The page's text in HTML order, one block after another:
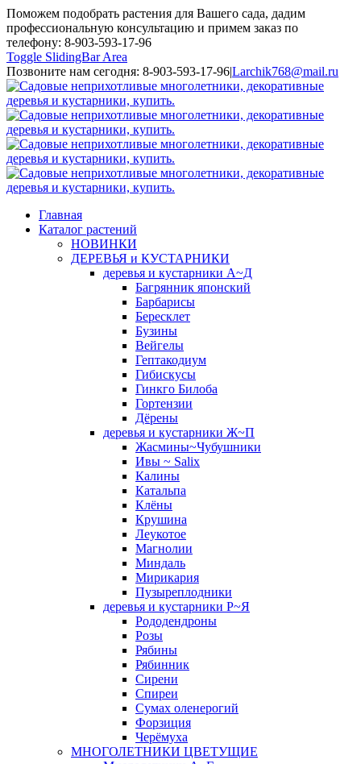
Поможем подобрать растения для Вашего сада, дадим
профессиональную консультацию и примем заказ по
телефону: 8-903-593-17-96
Toggle SlidingBar Area
Позвоните нам сегодня: 8-903-593-17-96|Larchik768@mail.ru
Главная
Каталог растений
НОВИНКИ
ДЕРЕВЬЯ и КУСТАРНИКИ
деревья и кустарники А~Д
Багрянник японский
Барбарисы
Бересклет
Бузины
Вейгелы
Гептакодиум
Гибискусы
Гинкго Билоба
Гортензии
Дёрены
деревья и кустарники Ж~П
Жасмины~Чубушники
Ивы ~ Salix
Калины
Катальпа
Клёны
Крушина
Леукотое
Магнолии
Миндаль
Мирикария
Пузыреплодники
деревья и кустарники Р~Я
Рододендроны
Розы
Рябины
Рябинник
Сирени
Спиреи
Сумах оленерогий
Форзиция
Черёмуха
МНОГОЛЕТНИКИ ЦВЕТУЩИЕ